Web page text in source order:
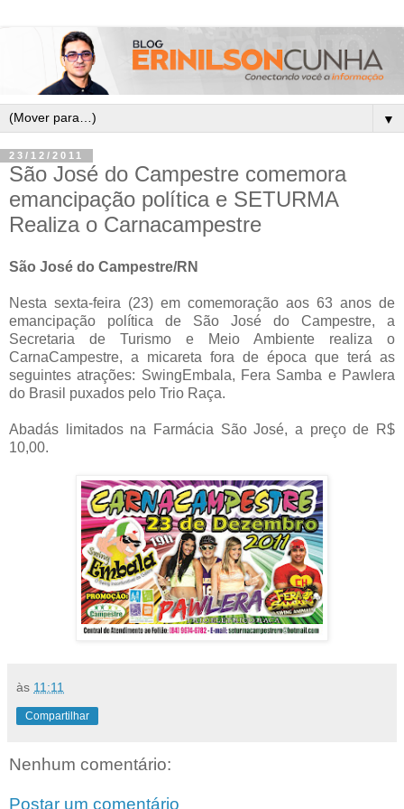
▼
23/12/2011
São José do Campestre comemora
emancipação política e SETURMA
Realiza o Carnacampestre
São José do Campestre/RN
Nesta sexta-feira (23) em comemoração aos 63 anos de
emancipação política de São José do Campestre, a
Secretaria de Turismo e Meio Ambiente realiza o
CarnaCampestre, a micareta fora de época que terá as
seguintes atrações: SwingEmbala, Fera Samba e Pawlera
do Brasil puxados pelo Trio Raça.
Abadás limitados na Farmácia São José, a preço de R$
10,00.
às 11:11
Compartilhar
Nenhum comentário:
Postar um comentário